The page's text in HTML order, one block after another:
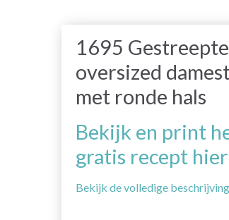
1695
oversized
met ronde hals
Bekijk en print
gratis recept hier
Bekijk de volledige beschrijving